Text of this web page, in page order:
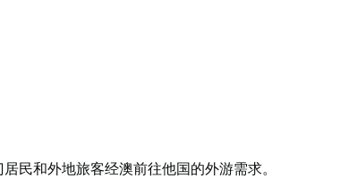
民和外地旅客经澳前往他国的外游需求。